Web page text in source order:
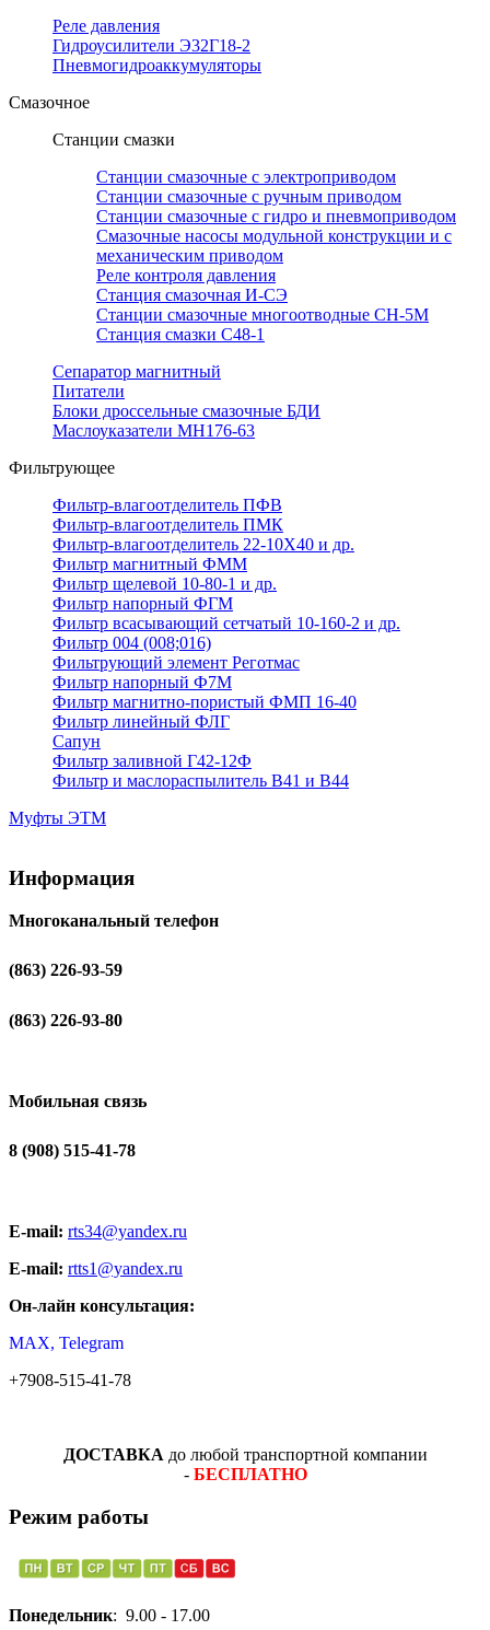
Реле давления
Гидроусилители Э32Г18-2
Пневмогидроаккумуляторы
Смазочное
Станции смазки
Станции смазочные с электроприводом
Станции смазочные с ручным приводом
Станции смазочные с гидро и пневмоприводом
Смазочные насосы модульной конструкции и с
механическим приводом
Реле контроля давления
Станция смазочная И-СЭ
Станции смазочные многоотводные СН-5М
Станция смазки С48-1
Сепаратор магнитный
Питатели
Блоки дроссельные смазочные БДИ
Маслоуказатели МН176-63
Фильтрующее
Фильтр-влагоотделитель ПФВ
Фильтр-влагоотделитель ПМК
Фильтр-влагоотделитель 22-10Х40 и др.
Фильтр магнитный ФММ
Фильтр щелевой 10-80-1 и др.
Фильтр напорный ФГМ
Фильтр всасывающий сетчатый 10-160-2 и др.
Фильтр 004 (008;016)
Фильтрующий элемент Реготмас
Фильтр напорный Ф7М
Фильтр магнитно-пористый ФМП 16-40
Фильтр линейный ФЛГ
Сапун
Фильтр заливной Г42-12Ф
Фильтр и маслораспылитель В41 и В44
Муфты ЭТМ
Информация
Многоканальный телефон
(863) 226-93-59
(863) 226-93-80
Мобильная связь
8 (908) 515-41-78
E-mail: rts34@yandex.ru
E-mail: rtts1@yandex.ru
Он-лайн консультация:
MAX, Telegram
+7908-515-41-78
ДОСТАВКА до любой транспортной компании
- БЕСПЛАТНО
Режим работы
Понедельник: 9.00 - 17.00